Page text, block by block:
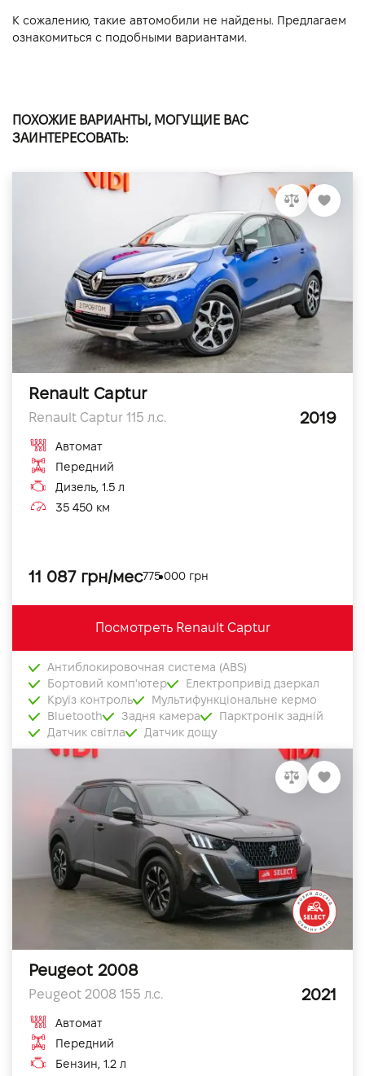
К сожалению, такие автомобили не найдены. Предлагаем
ознакомиться с подобными вариантами.
ПОХОЖИЕ ВАРИАНТЫ, МОГУЩИЕ ВАС
ЗАИНТЕРЕСОВАТЬ:
Renault Captur
Renault Captur 115 л.с. 2019
Автомат
Передний
Дизель, 1.5 л
35 450 км
11 087 грн/мес775 000 грн
Посмотреть Renault Captur
Антиблокировочная система (ABS)
Бортовий комп'ютер
Електропривід дзеркал
Круїз контроль
Мультифункціональне кермо
Bluetooth
Задня камера
Парктронік задній
Датчик світла
Датчик дощу
Peugeot 2008
Peugeot 2008 155 л.с. 2021
Автомат
Передний
Бензин, 1.2 л